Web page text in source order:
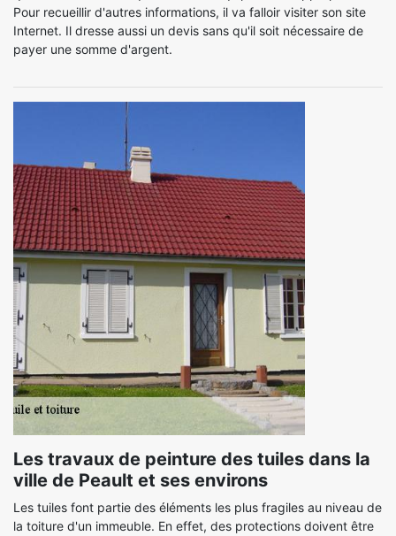
Pour recueillir d'autres informations, il va falloir visiter son site
Internet. Il dresse aussi un devis sans qu'il soit nécessaire de
payer une somme d'argent.
Les travaux de peinture des tuiles dans la
ville de Peault et ses environs
Les tuiles font partie des éléments les plus fragiles au niveau de
la toiture d'un immeuble. En effet, des protections doivent être